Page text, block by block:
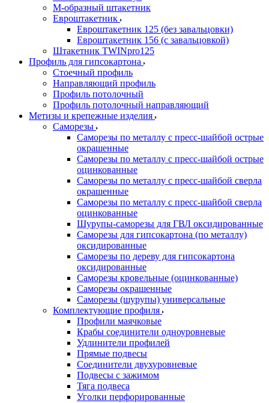
М-образный штакетник
Евроштакетник
Евроштакетник 125 (без завальцовки)
Евроштакетник 156 (с завальцовкой)
Штакетник TWINpro125
Профиль для гипсокартона
Стоечный профиль
Направляющий профиль
Профиль потолочный
Профиль потолочный направляющий
Метизы и крепежные изделия
Саморезы
Саморезы по металлу с пресс-шайбой острые
окрашенные
Саморезы по металлу с пресс-шайбой острые
оцинкованные
Саморезы по металлу с пресс-шайбой сверла
окрашенные
Саморезы по металлу с пресс-шайбой сверла
оцинкованные
Шурупы-саморезы для ГВЛ оксидированные
Саморезы для гипсокартона (по металлу)
оксидированные
Саморезы по дереву для гипсокартона
оксидированные
Саморезы кровельные (оцинкованные)
Саморезы окрашенные
Саморезы (шурупы) универсальные
Комплектующие профиля
Профили маячковые
Крабы соединители одноуровневые
Удлинители профилей
Прямые подвесы
Соединители двухуровневые
Подвесы с зажимом
Тяга подвеса
Уголки перфорированные